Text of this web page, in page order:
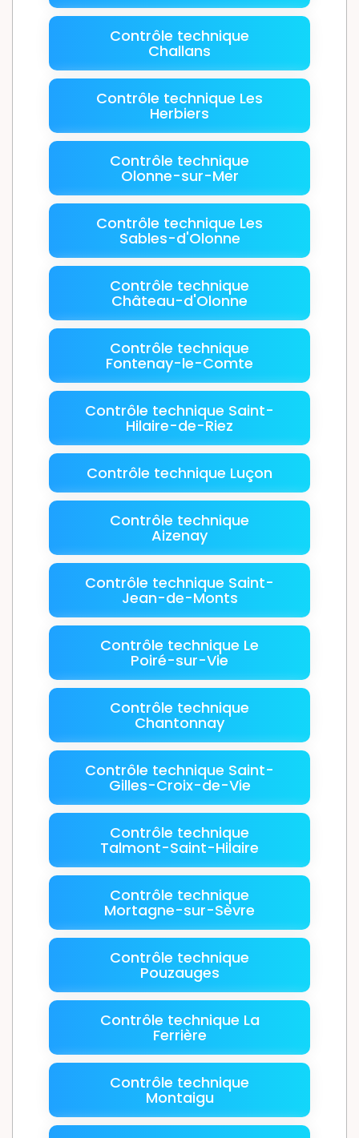
Contrôle technique
Challans
Contrôle technique Les
Herbiers
Contrôle technique
Olonne-sur-Mer
Contrôle technique Les
Sables-d'Olonne
Contrôle technique
Château-d'Olonne
Contrôle technique
Fontenay-le-Comte
Contrôle technique Saint-
Hilaire-de-Riez
Contrôle technique Luçon
Contrôle technique
Aizenay
Contrôle technique Saint-
Jean-de-Monts
Contrôle technique Le
Poiré-sur-Vie
Contrôle technique
Chantonnay
Contrôle technique Saint-
Gilles-Croix-de-Vie
Contrôle technique
Talmont-Saint-Hilaire
Contrôle technique
Mortagne-sur-Sèvre
Contrôle technique
Pouzauges
Contrôle technique La
Ferrière
Contrôle technique
Montaigu